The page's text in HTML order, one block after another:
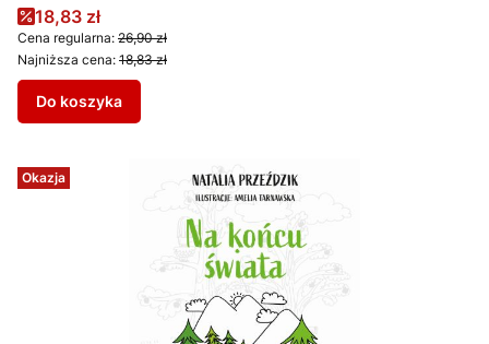
Cena promocyjna
18,83 zł
Cena regularna: 26,90 zł
Najniższa cena: 18,83 zł
Do koszyka
Okazja